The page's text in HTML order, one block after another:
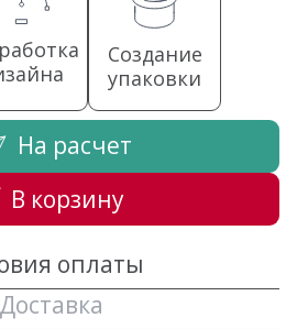
Создание
упаковки
На расчет
В корзину
оплаты
Доставка